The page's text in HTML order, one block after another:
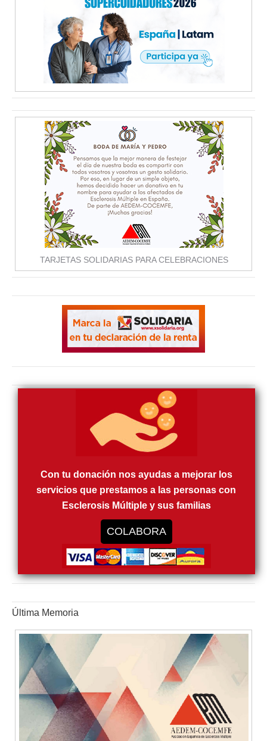
TARJETAS SOLIDARIAS PARA CELEBRACIONES
Con tu donación nos ayudas a mejorar los
servicios que prestamos a las personas con
Esclerosis Múltiple y sus familias
COLABORA
Última Memoria